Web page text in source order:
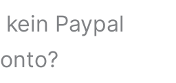
Paypal